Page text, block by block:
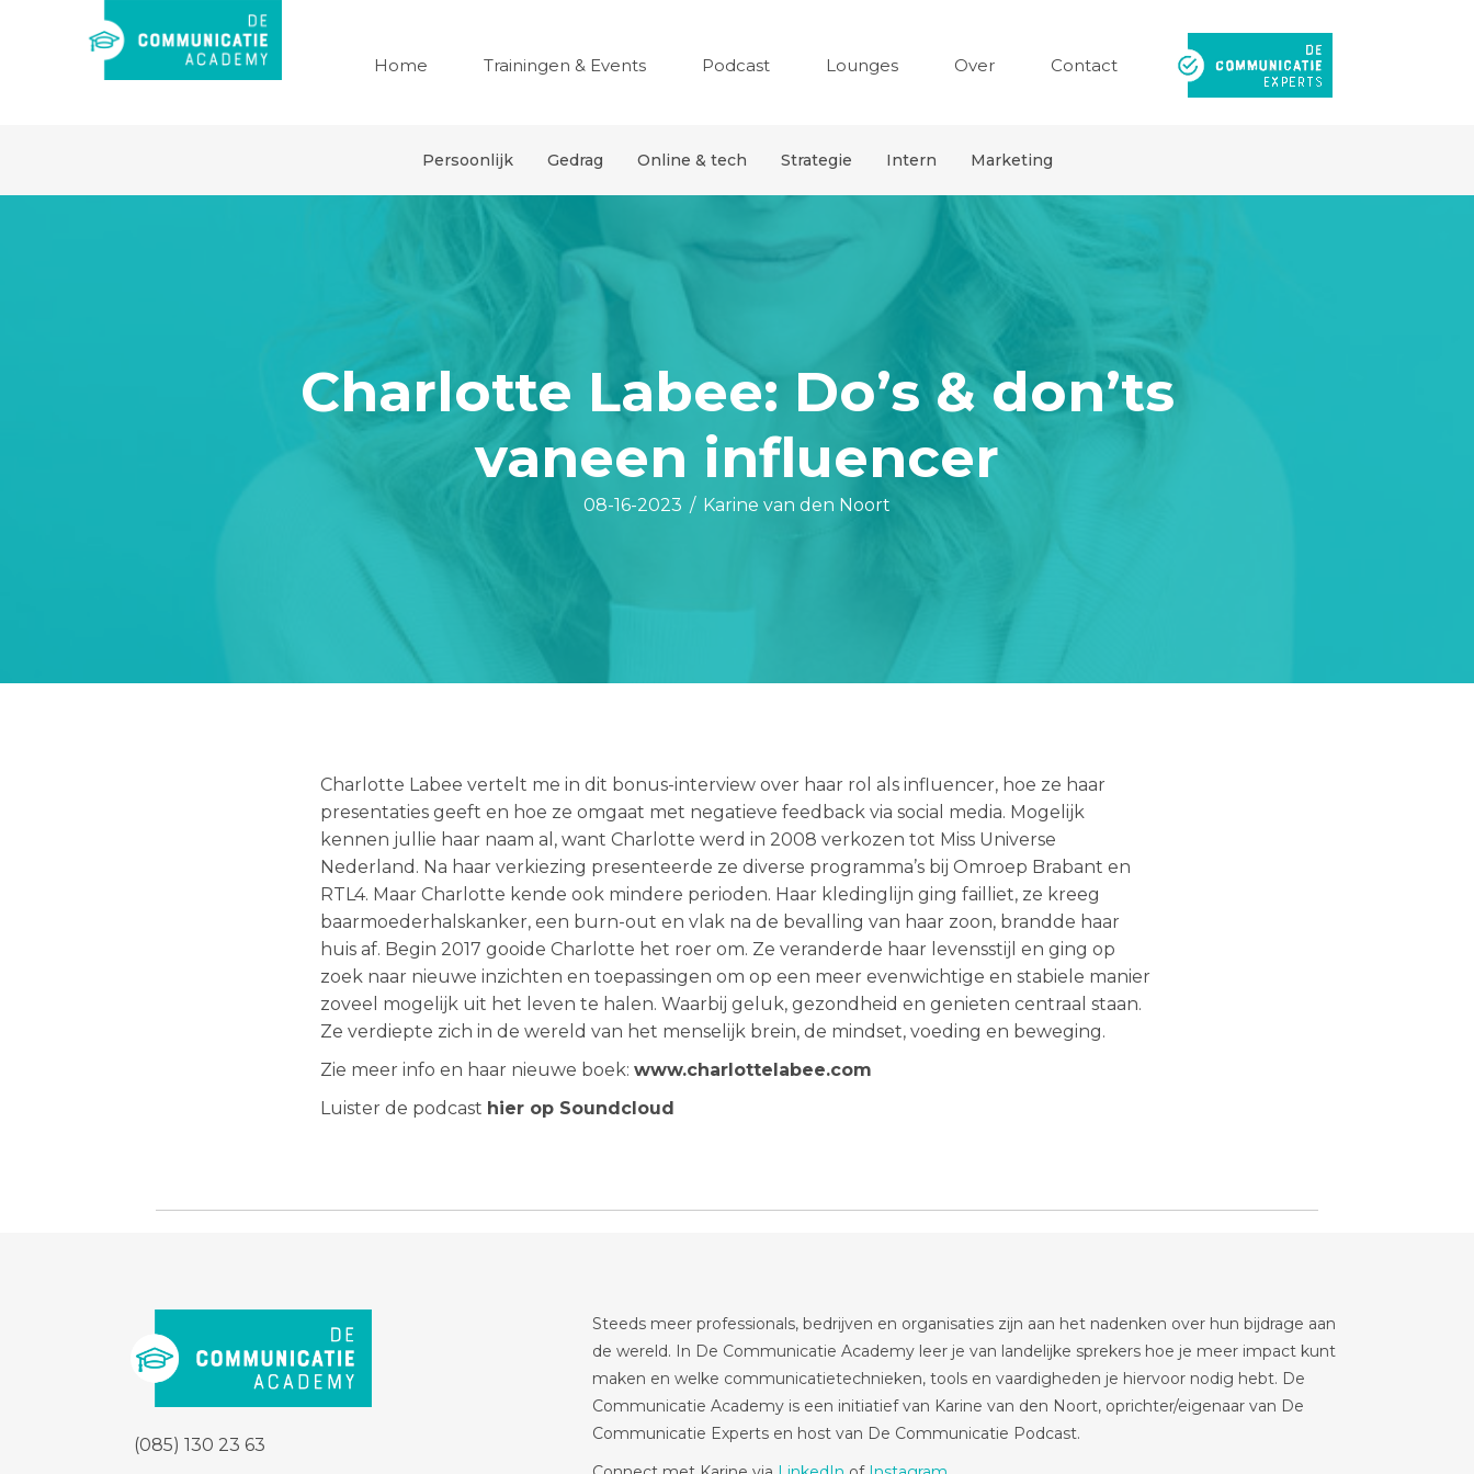
Home Trainingen & Events Podcast Lounges Over Contact
Persoonlijk Gedrag Online & tech Strategie Intern Marketing
Charlotte Labee: Do’s & don’ts
vaneen influencer
08-16-2023 / Karine van den Noort
Charlotte Labee vertelt me in dit bonus-interview over haar rol als influencer, hoe ze haar
presentaties geeft en hoe ze omgaat met negatieve feedback via social media. Mogelijk
kennen jullie haar naam al, want Charlotte werd in 2008 verkozen tot Miss Universe
Nederland. Na haar verkiezing presenteerde ze diverse programma’s bij Omroep Brabant en
RTL4. Maar Charlotte kende ook mindere perioden. Haar kledinglijn ging failliet, ze kreeg
baarmoederhalskanker, een burn-out en vlak na de bevalling van haar zoon, brandde haar
huis af. Begin 2017 gooide Charlotte het roer om. Ze veranderde haar levensstijl en ging op
zoek naar nieuwe inzichten en toepassingen om op een meer evenwichtige en stabiele manier
zoveel mogelijk uit het leven te halen. Waarbij geluk, gezondheid en genieten centraal staan.
Ze verdiepte zich in de wereld van het menselijk brein, de mindset, voeding en beweging.
Zie meer info en haar nieuwe boek: www.charlottelabee.com
Luister de podcast hier op Soundcloud
(085) 130 23 63
Steeds meer professionals, bedrijven en organisaties zijn aan het nadenken over hun bijdrage aan
de wereld. In De Communicatie Academy leer je van landelijke sprekers hoe je meer impact kunt
maken en welke communicatietechnieken, tools en vaardigheden je hiervoor nodig hebt. De
Communicatie Academy is een initiatief van Karine van den Noort, oprichter/eigenaar van De
Communicatie Experts en host van De Communicatie Podcast.